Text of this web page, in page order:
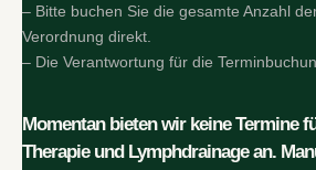
– Bitte buchen Sie die gesamte Anzahl
Verordnung direkt.
– Die Verantwortung für die
Momentan bieten wir keine Termine
Therapie und Lymphdrainage an.